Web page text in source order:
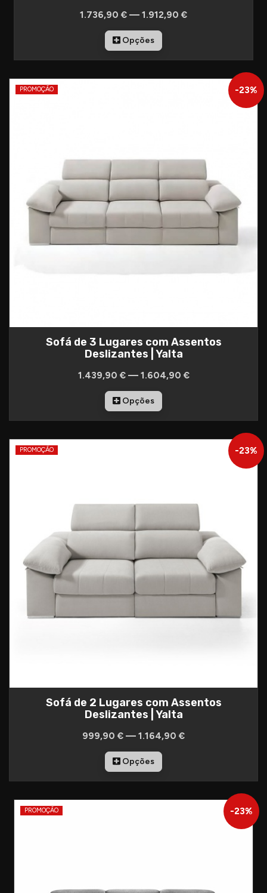
1.736,90 € — 1.912,90 €
Opções
-23%
PROMOÇÃO
Sofá de 3 Lugares com Assentos
Deslizantes | Yalta
1.439,90 € — 1.604,90 €
Opções
-23%
PROMOÇÃO
Sofá de 2 Lugares com Assentos
Deslizantes | Yalta
999,90 € — 1.164,90 €
Opções
-23%
PROMOÇÃO